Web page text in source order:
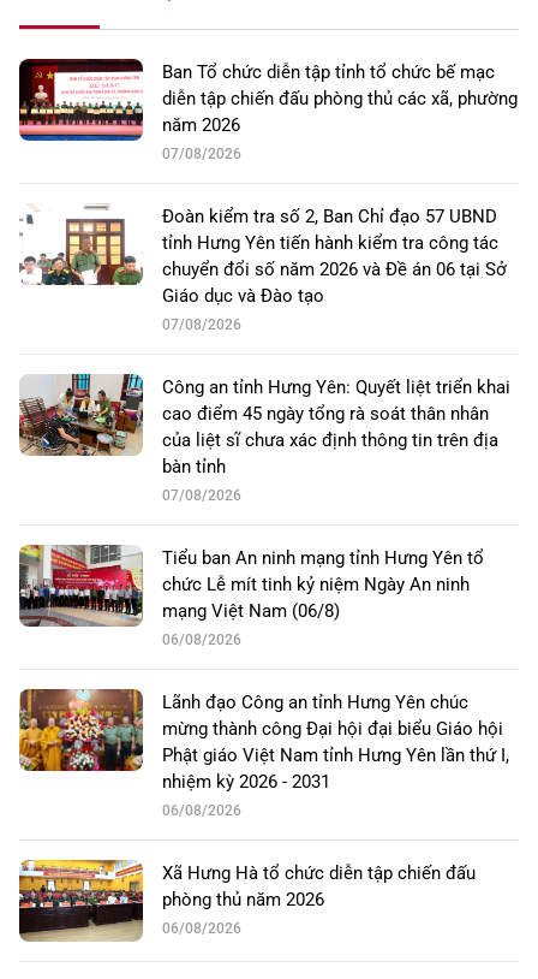
Ban Tổ chức diễn tập tỉnh tổ chức bế mạc
diễn tập chiến đấu phòng thủ các xã, phường
năm 2026
07/08/2026
Đoàn kiểm tra số 2, Ban Chỉ đạo 57 UBND
tỉnh Hưng Yên tiến hành kiểm tra công tác
chuyển đổi số năm 2026 và Đề án 06 tại Sở
Giáo dục và Đào tạo
07/08/2026
Công an tỉnh Hưng Yên: Quyết liệt triển khai
cao điểm 45 ngày tổng rà soát thân nhân
của liệt sĩ chưa xác định thông tin trên địa
bàn tỉnh
07/08/2026
Tiểu ban An ninh mạng tỉnh Hưng Yên tổ
chức Lễ mít tinh kỷ niệm Ngày An ninh
mạng Việt Nam (06/8)
06/08/2026
Lãnh đạo Công an tỉnh Hưng Yên chúc
mừng thành công Đại hội đại biểu Giáo hội
Phật giáo Việt Nam tỉnh Hưng Yên lần thứ I,
nhiệm kỳ 2026 - 2031
06/08/2026
Xã Hưng Hà tổ chức diễn tập chiến đấu
phòng thủ năm 2026
06/08/2026